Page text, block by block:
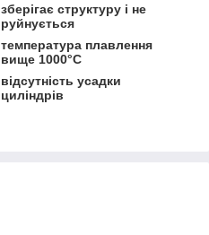
зберігає структуру і не
руйнується
температура плавлення
вище 1000°С
відсутність усадки
циліндрів